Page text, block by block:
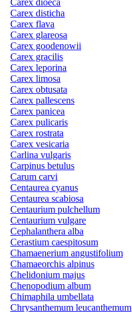
Carex disticha
Carex flava
Carex glareosa
Carex goodenowii
Carex gracilis
Carex leporina
Carex limosa
Carex obtusata
Carex pallescens
Carex panicea
Carex pulicaris
Carex rostrata
Carex vesicaria
Carlina vulgaris
Carpinus betulus
Carum carvi
Centaurea cyanus
Centaurea scabiosa
Centaurium pulchellum
Centaurium vulgare
Cephalanthera alba
Cerastium caespitosum
Chamaenerium angustifolium
Chamaeorchis alpinus
Chelidonium majus
Chenopodium album
Chimaphila umbellata
Chrysanthemum leucanthemum